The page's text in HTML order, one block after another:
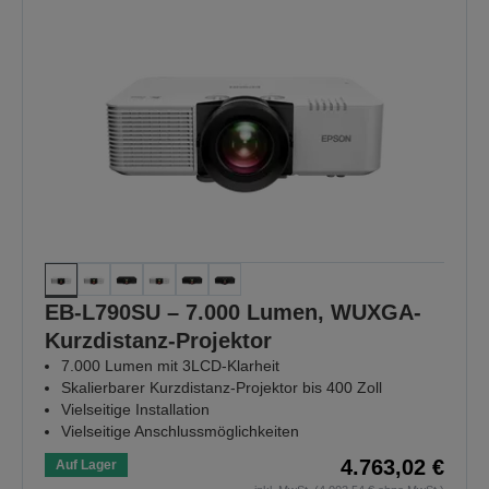
EB-L790SU – 7.000 Lumen, WUXGA-
Kurzdistanz-Projektor
7.000 Lumen mit 3LCD-Klarheit
Skalierbarer Kurzdistanz-Projektor bis 400 Zoll
Vielseitige Installation
Vielseitige Anschlussmöglichkeiten
Auf Lager 4.763,02 €